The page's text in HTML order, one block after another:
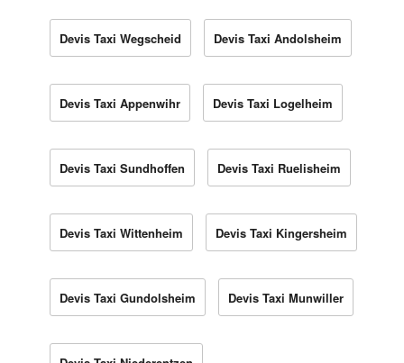
Devis Taxi Wegscheid Devis Taxi Andolsheim
Devis Taxi Appenwihr Devis Taxi Logelheim
Devis Taxi Sundhoffen Devis Taxi Ruelisheim
Devis Taxi Wittenheim Devis Taxi Kingersheim
Devis Taxi Gundolsheim Devis Taxi Munwiller